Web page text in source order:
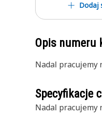
Dodaj
Opis numeru
Nadal pracujemy
Specyfikacje
Nadal pracujemy